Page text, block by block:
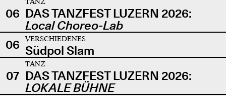
06 DAS TANZFEST LUZERN 2026:
Local Choreo-Lab
06
VERSCHIEDENES
Südpol Slam
07
TANZ
DAS TANZFEST LUZERN 2026:
LOKALE BÜHNE